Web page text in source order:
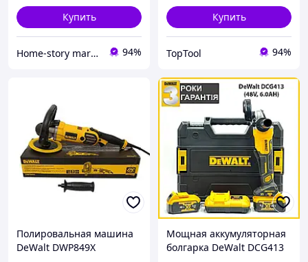
Купить
Home-story market 94%
Купить
TopTool 94%
Полировальная машина
DeWalt DWP849X
Мощная аккумуляторная
болгарка DeWalt DCG413